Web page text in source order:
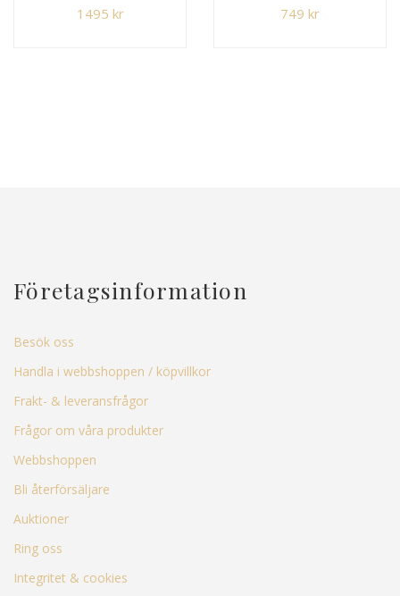
1495 kr
749 kr
Företagsinformation
Besök oss
Handla i webbshoppen / köpvillkor
Frakt- & leveransfrågor
Frågor om våra produkter
Webbshoppen
Bli återförsäljare
Auktioner
Ring oss
Integritet & cookies